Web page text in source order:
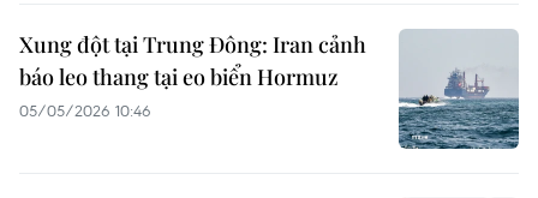
Xung đột tại Trung Đông: Iran cảnh
báo leo thang tại eo biển Hormuz
05/05/2026 10:46